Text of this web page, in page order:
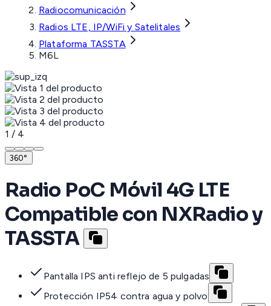
Radiocomunicación
Radios LTE, IP/WiFi y Satelitales
Plataforma TASSTA
M6L
1 / 4
360°
Radio PoC Móvil 4G LTE
Compatible con NXRadio y
TASSTA
Pantalla IPS anti reflejo de 5 pulgadas
Protección IP54 contra agua y polvo